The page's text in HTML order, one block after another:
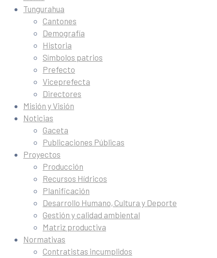
Tungurahua
Cantones
Demografía
Historia
Símbolos patrios
Prefecto
Viceprefecta
Directores
Misión y Visión
Noticias
Gaceta
Publicaciones Públicas
Proyectos
Producción
Recursos Hídricos
Planificación
Desarrollo Humano, Cultura y Deporte
Gestión y calidad ambiental
Matriz productiva
Normativas
Contratistas incumplidos